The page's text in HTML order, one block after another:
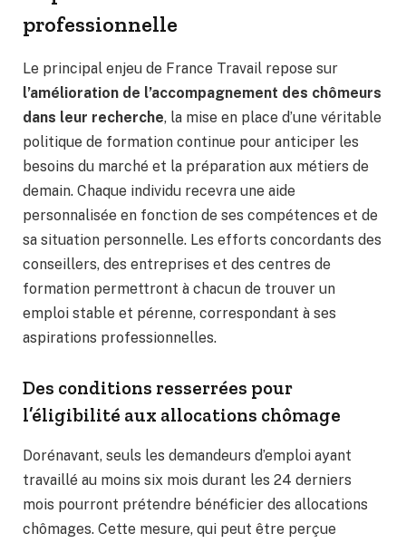
professionnelle
Le principal enjeu de France Travail repose sur
l’amélioration de l’accompagnement des chômeurs
dans leur recherche, la mise en place d’une véritable
politique de formation continue pour anticiper les
besoins du marché et la préparation aux métiers de
demain. Chaque individu recevra une aide
personnalisée en fonction de ses compétences et de
sa situation personnelle. Les efforts concordants des
conseillers, des entreprises et des centres de
formation permettront à chacun de trouver un
emploi stable et pérenne, correspondant à ses
aspirations professionnelles.
Des conditions resserrées pour
l’éligibilité aux allocations chômage
Dorénavant, seuls les demandeurs d’emploi ayant
travaillé au moins six mois durant les 24 derniers
mois pourront prétendre bénéficier des allocations
chômages. Cette mesure, qui peut être perçue